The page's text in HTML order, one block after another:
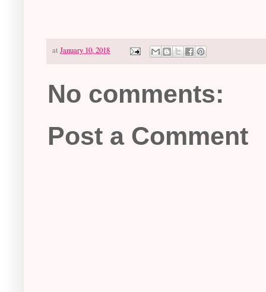
at January 10, 2018
No comments:
Post a Comment